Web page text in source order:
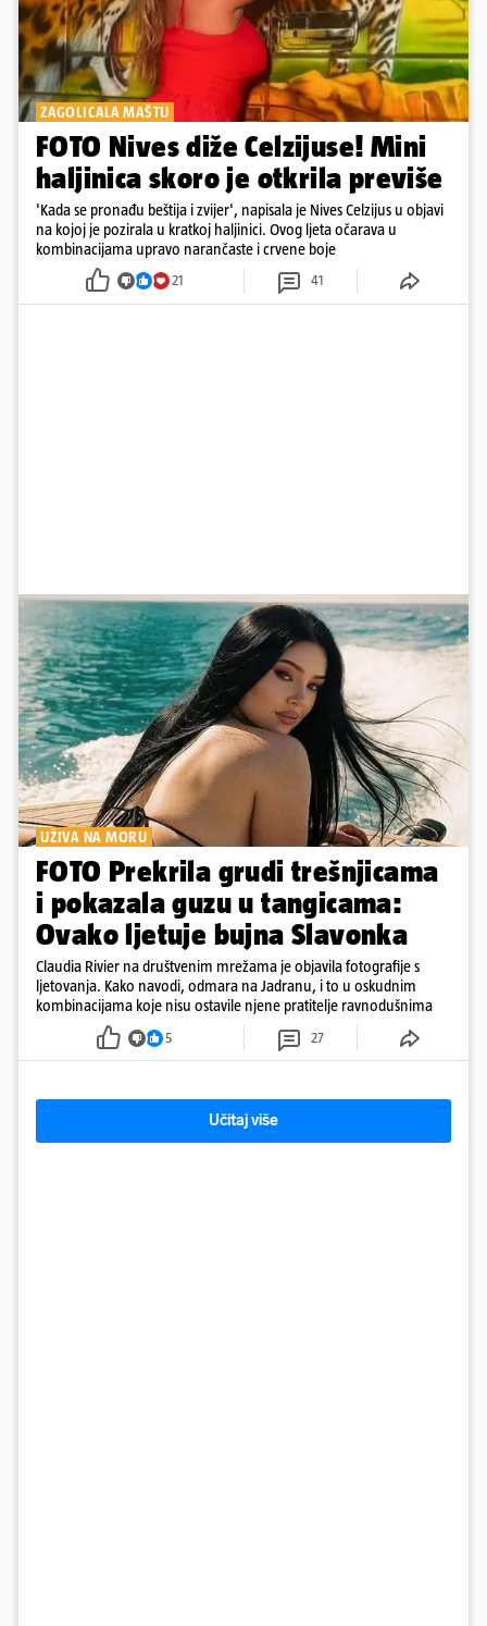
ZAGOLICALA MAŠTU
FOTO Nives diže Celzijuse! Mini
haljinica skoro je otkrila previše
'Kada se pronađu beštija i zvijer', napisala je Nives Celzijus u objavi
na kojoj je pozirala u kratkoj haljinici. Ovog ljeta očarava u
kombinacijama upravo narančaste i crvene boje
21 41
UŽIVA NA MORU
FOTO Prekrila grudi trešnjicama
i pokazala guzu u tangicama:
Ovako ljetuje bujna Slavonka
Claudia Rivier na društvenim mrežama je objavila fotografije s
ljetovanja. Kako navodi, odmara na Jadranu, i to u oskudnim
kombinacijama koje nisu ostavile njene pratitelje ravnodušnima
5 27
Učitaj više